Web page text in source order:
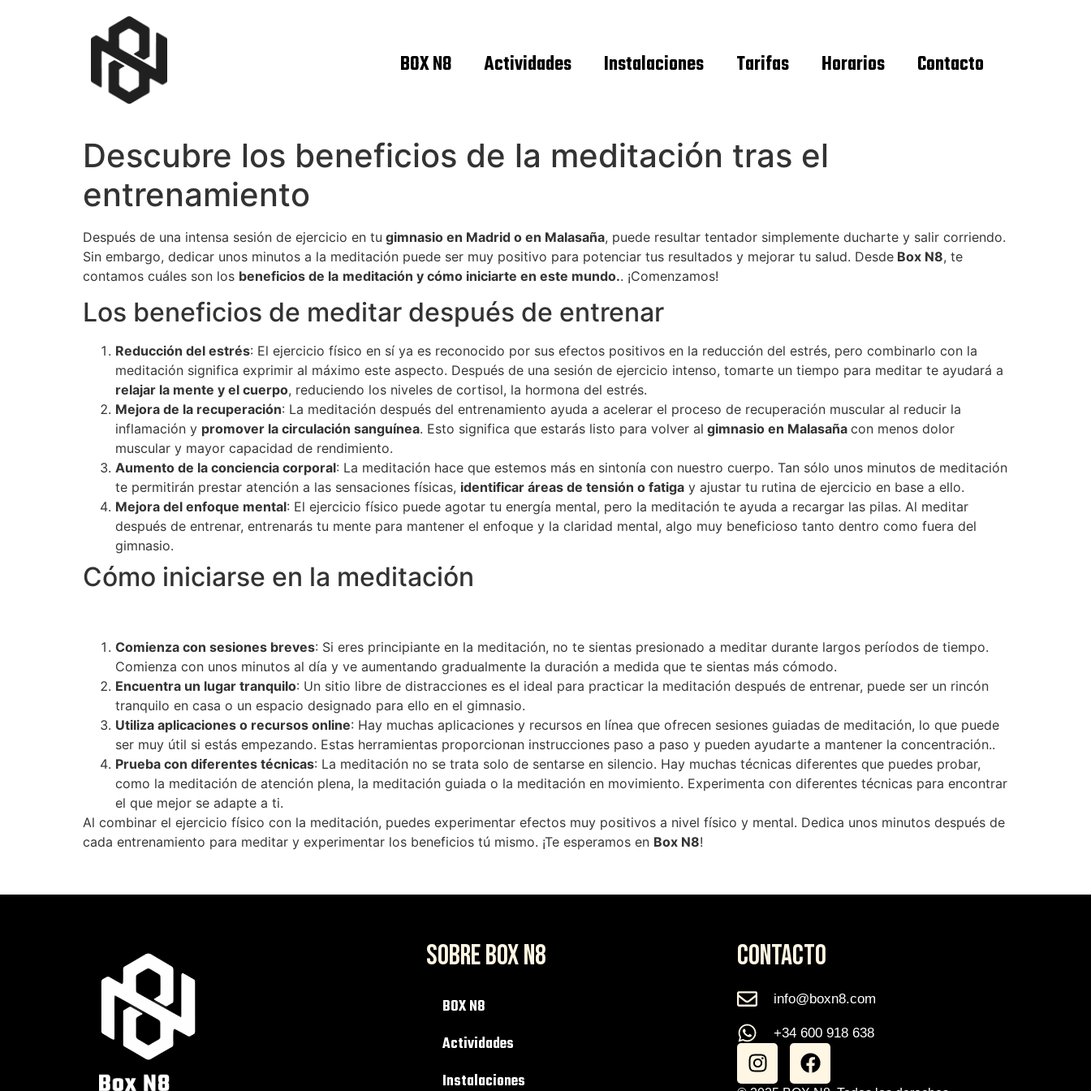
BOX N8 Actividades Instalaciones Tarifas Horarios Contacto
Descubre los beneficios de la meditación tras el
entrenamiento
Después de una intensa sesión de ejercicio en tu gimnasio en Madrid o en Malasaña, puede resultar tentador simplemente ducharte y salir corriendo.
Sin embargo, dedicar unos minutos a la meditación puede ser muy positivo para potenciar tus resultados y mejorar tu salud. Desde Box N8, te
contamos cuáles son los beneficios de la meditación y cómo iniciarte en este mundo.. ¡Comenzamos!
Los beneficios de meditar después de entrenar
Reducción del estrés: El ejercicio físico en sí ya es reconocido por sus efectos positivos en la reducción del estrés, pero combinarlo con la
meditación significa exprimir al máximo este aspecto. Después de una sesión de ejercicio intenso, tomarte un tiempo para meditar te ayudará a
relajar la mente y el cuerpo, reduciendo los niveles de cortisol, la hormona del estrés.
Mejora de la recuperación: La meditación después del entrenamiento ayuda a acelerar el proceso de recuperación muscular al reducir la
inflamación y promover la circulación sanguínea. Esto significa que estarás listo para volver al gimnasio en Malasaña con menos dolor
muscular y mayor capacidad de rendimiento.
Aumento de la conciencia corporal: La meditación hace que estemos más en sintonía con nuestro cuerpo. Tan sólo unos minutos de meditación
te permitirán prestar atención a las sensaciones físicas, identificar áreas de tensión o fatiga y ajustar tu rutina de ejercicio en base a ello.
Mejora del enfoque mental: El ejercicio físico puede agotar tu energía mental, pero la meditación te ayuda a recargar las pilas. Al meditar
después de entrenar, entrenarás tu mente para mantener el enfoque y la claridad mental, algo muy beneficioso tanto dentro como fuera del
gimnasio.
Cómo iniciarse en la meditación
Comienza con sesiones breves: Si eres principiante en la meditación, no te sientas presionado a meditar durante largos períodos de tiempo.
Comienza con unos minutos al día y ve aumentando gradualmente la duración a medida que te sientas más cómodo.
Encuentra un lugar tranquilo: Un sitio libre de distracciones es el ideal para practicar la meditación después de entrenar, puede ser un rincón
tranquilo en casa o un espacio designado para ello en el gimnasio.
Utiliza aplicaciones o recursos online: Hay muchas aplicaciones y recursos en línea que ofrecen sesiones guiadas de meditación, lo que puede
ser muy útil si estás empezando. Estas herramientas proporcionan instrucciones paso a paso y pueden ayudarte a mantener la concentración..
Prueba con diferentes técnicas: La meditación no se trata solo de sentarse en silencio. Hay muchas técnicas diferentes que puedes probar,
como la meditación de atención plena, la meditación guiada o la meditación en movimiento. Experimenta con diferentes técnicas para encontrar
el que mejor se adapte a ti.
Al combinar el ejercicio físico con la meditación, puedes experimentar efectos muy positivos a nivel físico y mental. Dedica unos minutos después de
cada entrenamiento para meditar y experimentar los beneficios tú mismo. ¡Te esperamos en Box N8!
SOBRE BOX N8
BOX N8
Actividades
Instalaciones
CONTACTO
info@boxn8.com
+34 600 918 638